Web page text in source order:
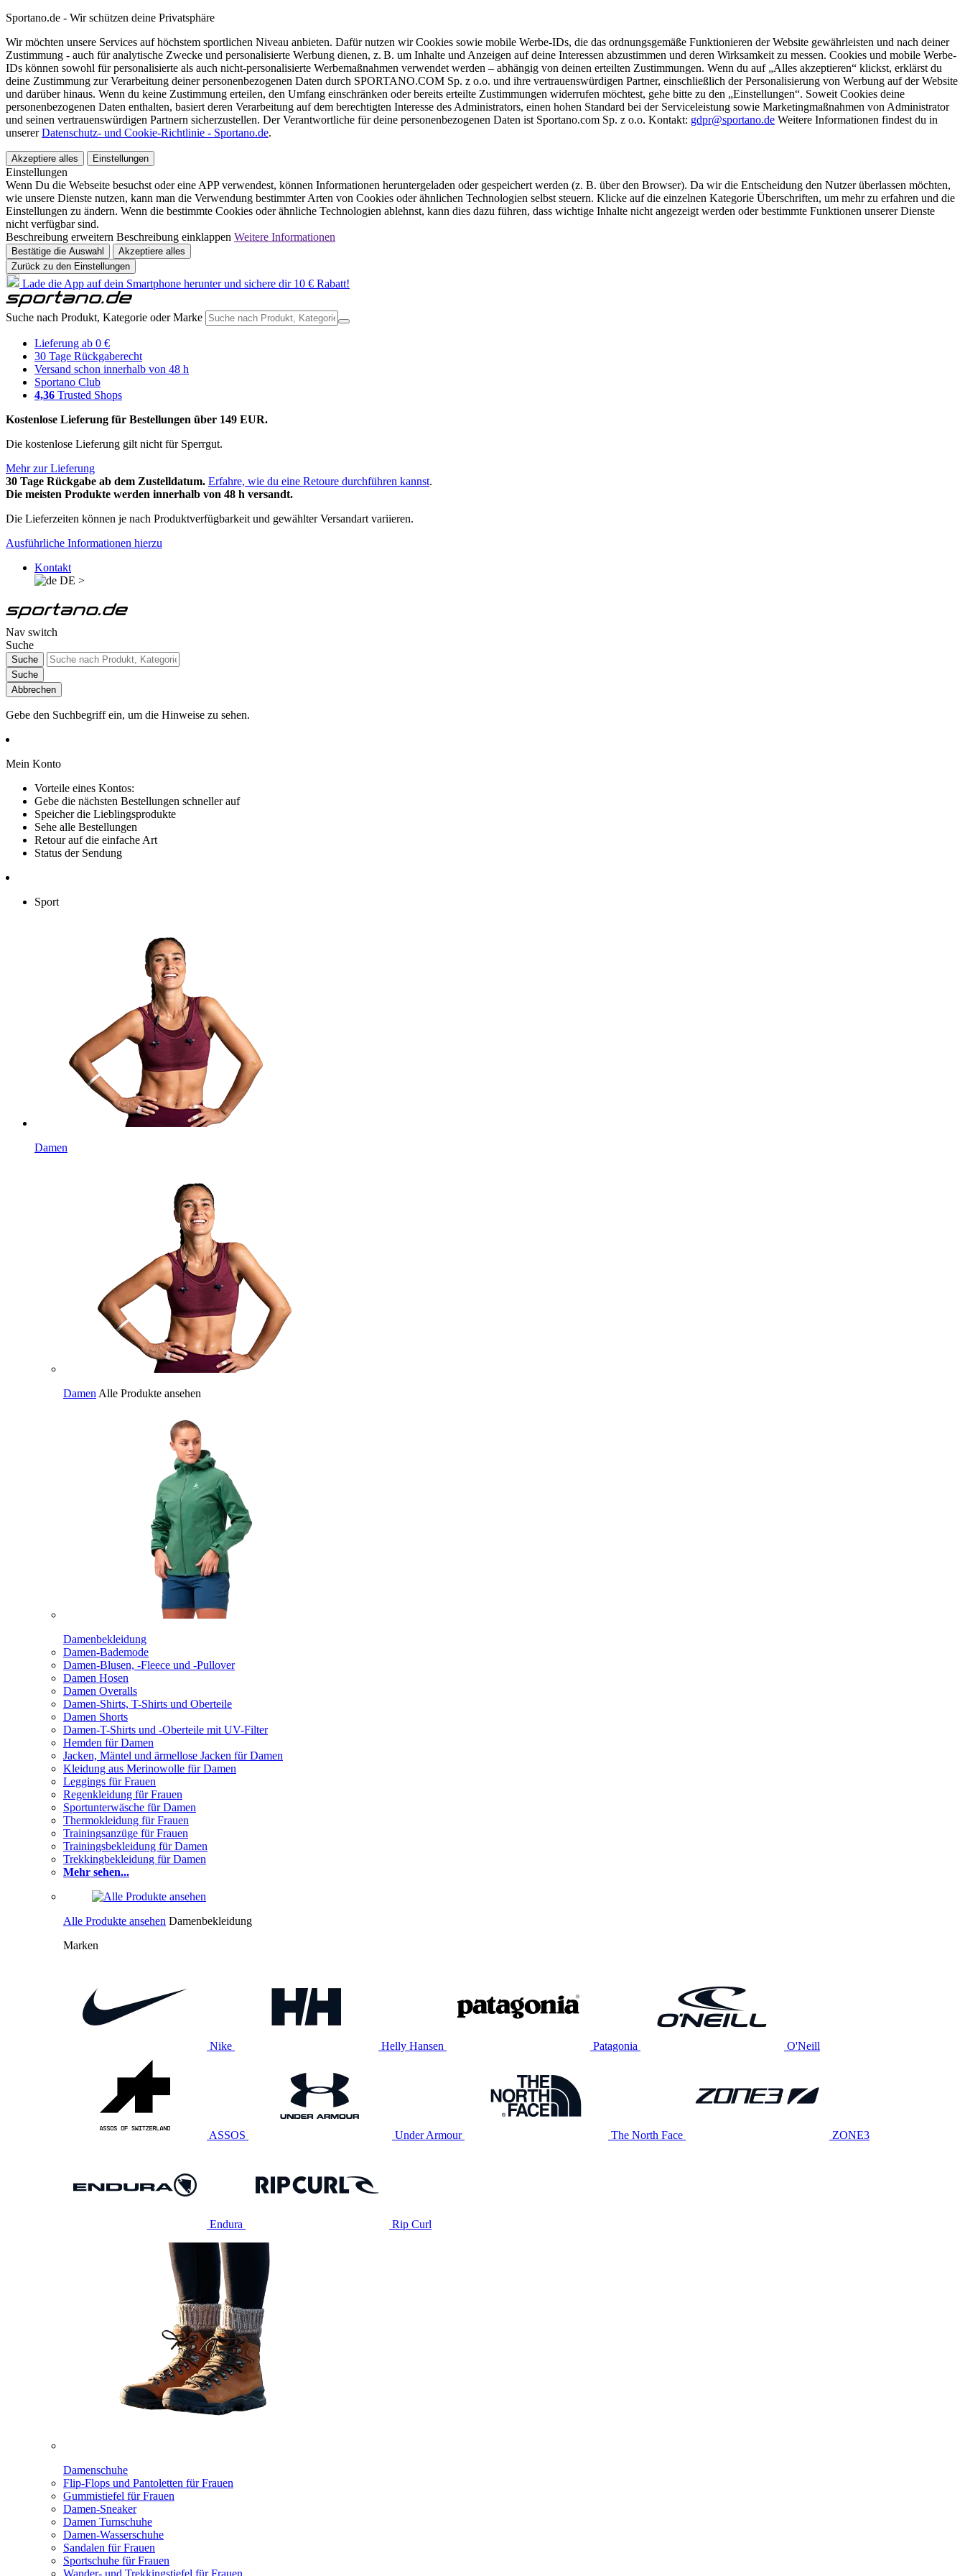
Sportano.de - Wir schützen deine Privatsphäre
Wir möchten unsere Services auf höchstem sportlichen Niveau anbieten. Dafür nutzen wir Cookies sowie mobile Werbe-IDs, die das ordnungsgemäße Funktionieren der Website gewährleisten und nach deiner
Zustimmung - auch für analytische Zwecke und personalisierte Werbung dienen, z. B. um Inhalte und Anzeigen auf deine Interessen abzustimmen und deren Wirksamkeit zu messen. Cookies und mobile Werbe-
IDs können sowohl für personalisierte als auch nicht-personalisierte Werbemaßnahmen verwendet werden – abhängig von deinen erteilten Zustimmungen. Wenn du auf „Alles akzeptieren“ klickst, erklärst du
deine Zustimmung zur Verarbeitung deiner personenbezogenen Daten durch SPORTANO.COM Sp. z o.o. und ihre vertrauenswürdigen Partner, einschließlich der Personalisierung von Werbung auf der Website
und darüber hinaus. Wenn du keine Zustimmung erteilen, den Umfang einschränken oder bereits erteilte Zustimmungen widerrufen möchtest, gehe bitte zu den „Einstellungen“. Soweit Cookies deine
personenbezogenen Daten enthalten, basiert deren Verarbeitung auf dem berechtigten Interesse des Administrators, einen hohen Standard bei der Serviceleistung sowie Marketingmaßnahmen von Administrator
und seinen vertrauenswürdigen Partnern sicherzustellen. Der Verantwortliche für deine personenbezogenen Daten ist Sportano.com Sp. z o.o. Kontakt: gdpr@sportano.de Weitere Informationen findest du in
unsererDatenschutz- und Cookie-Richtlinie - Sportano.de.
Akzeptiere alles Einstellungen
Einstellungen
Wenn Du die Webseite besuchst oder eine APP verwendest, können Informationen heruntergeladen oder gespeichert werden (z. B. über den Browser). Da wir die Entscheidung den Nutzer überlassen möchten,
wie unsere Dienste nutzen, kann man die Verwendung bestimmter Arten von Cookies oder ähnlichen Technologien selbst steuern. Klicke auf die einzelnen Kategorie Überschriften, um mehr zu erfahren und die
Einstellungen zu ändern. Wenn die bestimmte Cookies oder ähnliche Technologien ablehnst, kann dies dazu führen, dass wichtige Inhalte nicht angezeigt werden oder bestimmte Funktionen unserer Dienste
nicht verfügbar sind.
Beschreibung erweitern Beschreibung einklappen Weitere Informationen
Bestätige die Auswahl
Akzeptiere alles
Zurück zu den Einstellungen
Lade die App auf dein Smartphone herunter und sichere dir 10 € Rabatt!
Suche nach Produkt, Kategorie oder Marke
Lieferung ab 0 €
30 Tage Rückgaberecht
Versand schon innerhalb von 48 h
Sportano Club
4,36 Trusted Shops
Kostenlose Lieferung für Bestellungen über 149 EUR.
Die kostenlose Lieferung gilt nicht für Sperrgut.
Mehr zur Lieferung
30 Tage Rückgabe ab dem Zustelldatum. Erfahre, wie du eine Retoure durchführen kannst.
Die meisten Produkte werden innerhalb von 48 h versandt.
Die Lieferzeiten können je nach Produktverfügbarkeit und gewählter Versandart variieren.
Ausführliche Informationen hierzu
Kontakt
DE >
Nav switch
Suche
Suche
Suche
Abbrechen
Gebe den Suchbegriff ein, um die Hinweise zu sehen.
Mein Konto
Vorteile eines Kontos:
Gebe die nächsten Bestellungen schneller auf
Speicher die Lieblingsprodukte
Sehe alle Bestellungen
Retour auf die einfache Art
Status der Sendung
Sport
Damen
Damen Alle Produkte ansehen
Damenbekleidung
Damen-Bademode
Damen-Blusen, -Fleece und -Pullover
Damen Hosen
Damen Overalls
Damen-Shirts, T-Shirts und Oberteile
Damen Shorts
Damen-T-Shirts und -Oberteile mit UV-Filter
Hemden für Damen
Jacken, Mäntel und ärmellose Jacken für Damen
Kleidung aus Merinowolle für Damen
Leggings für Frauen
Regenkleidung für Frauen
Sportunterwäsche für Damen
Thermokleidung für Frauen
Trainingsanzüge für Frauen
Trainingsbekleidung für Damen
Trekkingbekleidung für Damen
Mehr sehen...
Alle Produkte ansehen Damenbekleidung
Marken
Nike Helly Hansen Patagonia O'Neill
ASSOS Under Armour The North Face ZONE3
Endura Rip Curl
Damenschuhe
Flip-Flops und Pantoletten für Frauen
Gummistiefel für Frauen
Damen-Sneaker
Damen Turnschuhe
Damen-Wasserschuhe
Sandalen für Frauen
Sportschuhe für Frauen
Wander- und Trekkingstiefel für Frauen